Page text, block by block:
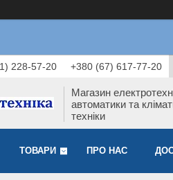
228-57-20 +380 (67) 617-77-20
Магазин
автоматики та
техніки
ТОВАРИ ПРО НАС